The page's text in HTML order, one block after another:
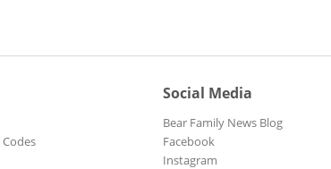
Social Media
Bear Family News Blog
Facebook
Instagram